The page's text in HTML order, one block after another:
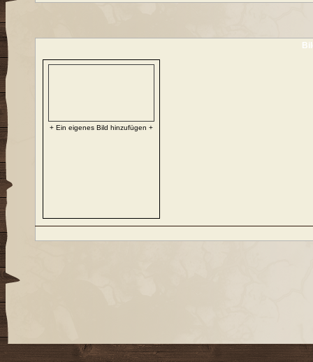
+ Ein eigenes Bild hinzufügen +